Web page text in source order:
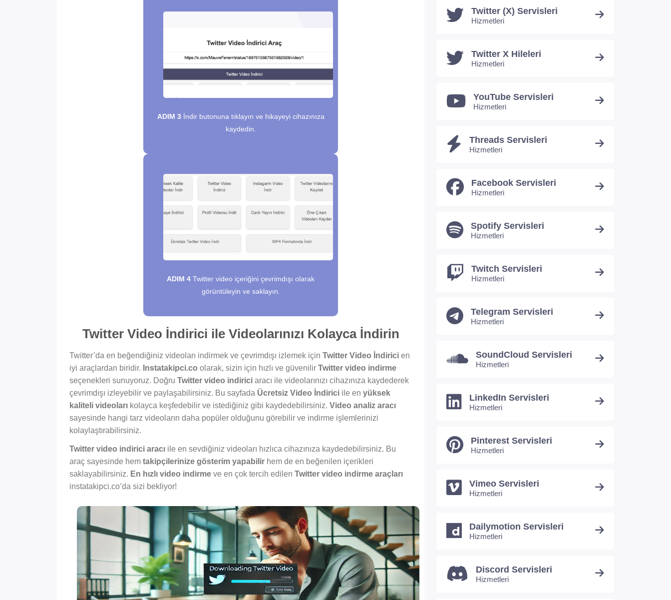
ADIM 3İndir butonuna tıklayın ve hikayeyi cihazınıza
kaydedin.
ADIM 4 Twitter video içeriğini çevrimdışı olarak
görüntüleyin ve saklayın.
Twitter Video İndirici ile Videolarınızı Kolayca İndirin
Twitter’da en beğendiğiniz videoları indirmek ve çevrimdışı izlemek için Twitter Video İndirici en
iyi araçlardan biridir. Instatakipci.co olarak, sizin için hızlı ve güvenilir Twitter video indirme
seçenekleri sunuyoruz. Doğru Twitter video indirici aracı ile videolarınızı cihazınıza kaydederek
çevrimdışı izleyebilir ve paylaşabilirsiniz. Bu sayfada Ücretsiz Video İndirici ile en yüksek
kaliteli videoları kolayca keşfedebilir ve istediğiniz gibi kaydedebilirsiniz. Video analiz aracı
sayesinde hangi tarz videoların daha popüler olduğunu görebilir ve indirme işlemlerinizi
kolaylaştırabilirsiniz.
Twitter video indirici aracı ile en sevdiğiniz videoları hızlıca cihazınıza kaydedebilirsiniz. Bu
araç sayesinde hem takipçilerinize gösterim yapabilir hem de en beğenilen içerikleri
saklayabilirsiniz. En hızlı video indirme ve en çok tercih edilen Twitter video indirme araçları
instatakipci.co’da sizi bekliyor!
Twitter (X) Servisleri
Hizmetleri
Twitter X Hileleri
Hizmetleri
YouTube Servisleri
Hizmetleri
Threads Servisleri
Hizmetleri
Facebook Servisleri
Hizmetleri
Spotify Servisleri
Hizmetleri
Twitch Servisleri
Hizmetleri
Telegram Servisleri
Hizmetleri
SoundCloud Servisleri
Hizmetleri
LinkedIn Servisleri
Hizmetleri
Pinterest Servisleri
Hizmetleri
Vimeo Servisleri
Hizmetleri
Dailymotion Servisleri
Hizmetleri
Discord Servisleri
Hizmetleri